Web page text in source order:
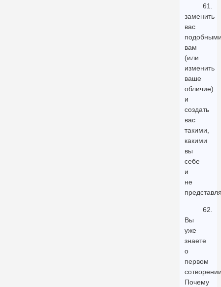
61.
заменить
вас
вам
(или
изменить
ваше
обличие)
и
создать
вас
такими,
какими
вы
себе
и
не
62.
Вы
уже
знаете
о
первом
Почему